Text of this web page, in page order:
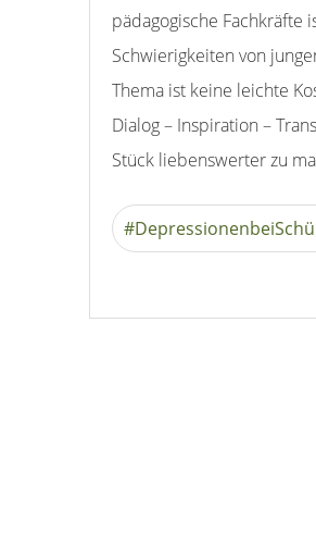
pädagogische
Schwierigkeiten von
Thema ist keine leichte
Dialog – Inspiration –
Stück liebenswerter zu